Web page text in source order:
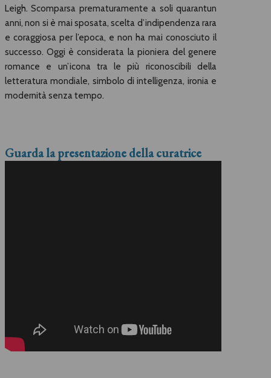
Leigh. Scomparsa prematuramente a soli quarantun
anni, non si è mai sposata, scelta d’indipendenza rara
e coraggiosa per l’epoca, e non ha mai conosciuto il
successo. Oggi è considerata la pioniera del genere
romance e un’icona tra le più riconoscibili della
letteratura mondiale, simbolo di intelligenza, ironia e
modernità senza tempo.
Guarda la presentazione della curatrice